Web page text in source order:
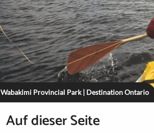
Wabakimi Provincial Park | Destination Ontario
Auf dieser Seite